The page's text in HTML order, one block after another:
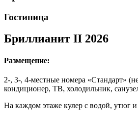
Гостиница
Бриллианит II 2026
Размещение:
2-, 3-, 4-местные номера «Стандарт»
кондиционер, ТВ, холодильник,
На каждом этаже кулер с водой, утюг и